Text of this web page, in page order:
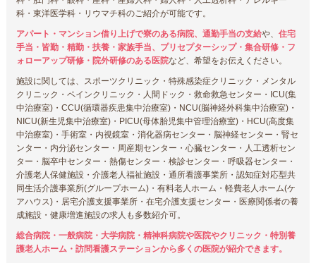
科・東洋医学科・リウマチ科のご紹介が可能です。
アパート・マンション借り上げで寮のある病院、通勤手当の支給や、 住宅
手当・皆勤・精勤・扶養・家族手当、プリセプターシップ・集合研修・フ
ォローアップ研修・院外研修のある医院など、希望をお伝えください。
施設に関しては、スポーツクリニック・特殊感染症クリニック・メンタル
クリニック・ペインクリニック・人間ドック・救命救急センター・ICU(集
中治療室)・CCU(循環器疾患集中治療室)・NCU(脳神経外科集中治療室)・
NICU(新生児集中治療室)・PICU(母体胎児集中管理治療室)・HCU(高度集
中治療室)・手術室・内視鏡室・消化器病センター・脳神経センター・腎セ
ンター・内分泌センター・周産期センター・心臓センター・人工透析セン
ター・脳卒中センター・熱傷センター・検診センター・呼吸器センター・
介護老人保健施設・介護老人福祉施設・通所看護事業所・認知症対応型共
同生活介護事業所(グループホーム)・有料老人ホーム・軽費老人ホーム(ケ
アハウス)・居宅介護支援事業所・在宅介護支援センター・医療関係者の養
成施設・健康増進施設の求人も多数紹介可。
総合病院・一般病院・大学病院・精神科病院や医院やクリニック・特別養
護老人ホーム・訪問看護ステーションから多くの医院が紹介できます。